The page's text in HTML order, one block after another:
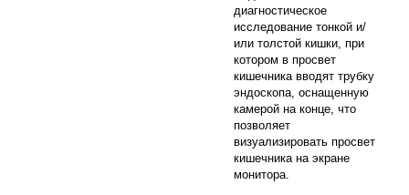
диагностическое
исследование тонкой и/
или толстой кишки, при
котором в просвет
кишечника вводят трубку
эндоскопа, оснащенную
камерой на конце, что
позволяет
визуализировать просвет
кишечника на экране
монитора.